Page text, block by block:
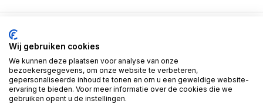
Merken
Informatie
Contact
Wij gebruiken cookies
We kunnen deze plaatsen voor analyse van onze
bezoekersgegevens, om onze website te verbeteren,
gepersonaliseerde inhoud te tonen en om u een geweldige website-
ervaring te bieden. Voor meer informatie over de cookies die we
gebruiken opent u de instellingen.